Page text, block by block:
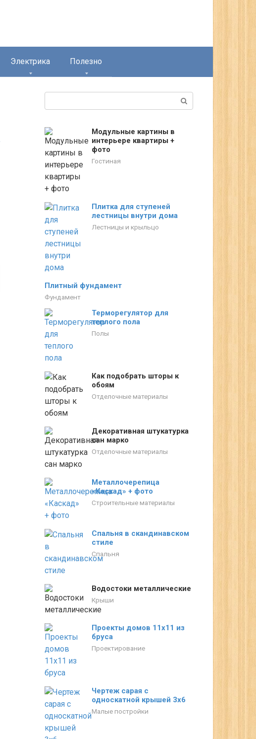
Электрика Полезно
Модульные картины в
интерьере квартиры +
фото
Гостиная
Плитка для ступеней
лестницы внутри дома
Лестницы и крыльцо
Плитный фундамент
Фундамент
Терморегулятор для
теплого пола
Полы
Как подобрать шторы к
обоям
Отделочные материалы
Декоративная штукатурка
сан марко
Отделочные материалы
Металлочерепица
«Каскад» + фото
Строительные материалы
Спальня в скандинавском
стиле
Спальня
Водостоки металлические
Крыши
Проекты домов 11х11 из
бруса
Проектирование
Чертеж сарая с
односкатной крышей 3х6
Малые постройки